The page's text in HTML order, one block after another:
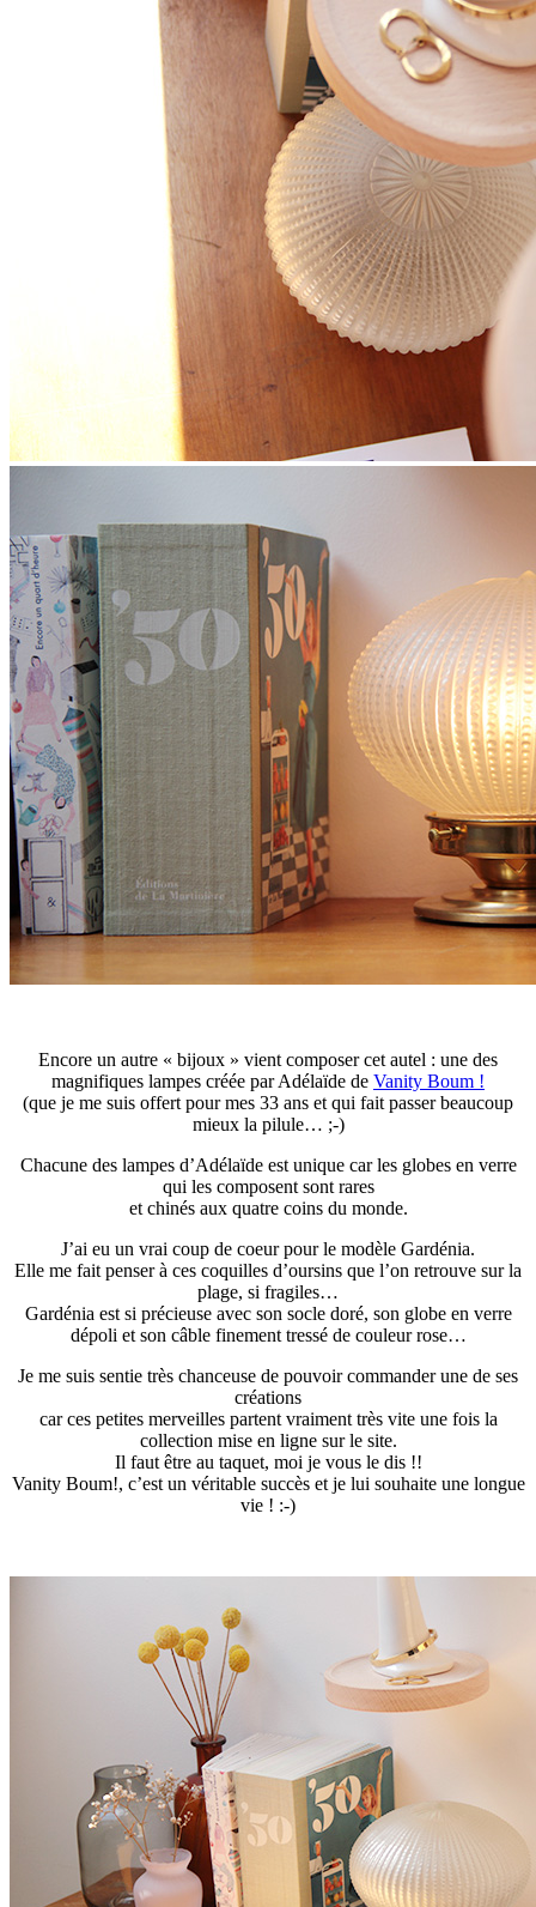
Encore un autre « bijoux » vient composer cet autel : une des
magnifiques lampes créée par Adélaïde de Vanity Boum !
(que je me suis offert pour mes 33 ans et qui fait passer beaucoup
mieux la pilule… ;-)
Chacune des lampes d’Adélaïde est unique car les globes en verre
qui les composent sont rares
et chinés aux quatre coins du monde.
J’ai eu un vrai coup de coeur pour le modèle Gardénia.
Elle me fait penser à ces coquilles d’oursins que l’on retrouve sur la
plage, si fragiles…
Gardénia est si précieuse avec son socle doré, son globe en verre
dépoli et son câble finement tressé de couleur rose…
Je me suis sentie très chanceuse de pouvoir commander une de ses
créations
car ces petites merveilles partent vraiment très vite une fois la
collection mise en ligne sur le site.
Il faut être au taquet, moi je vous le dis !!
Vanity Boum!, c’est un véritable succès et je lui souhaite une longue
vie ! :-)